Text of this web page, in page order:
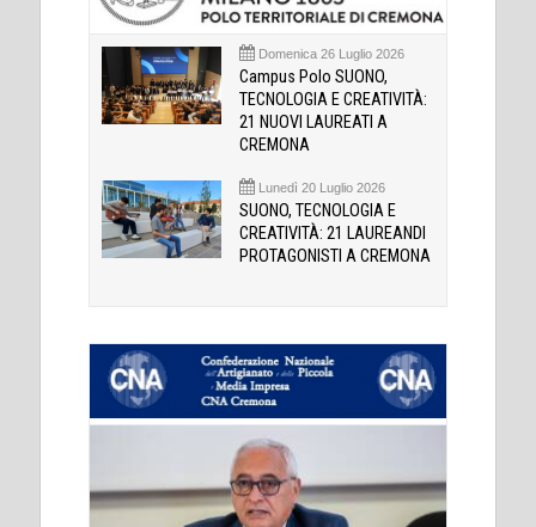
Domenica 26 Luglio 2026
Campus Polo SUONO,
TECNOLOGIA E CREATIVITÀ:
21 NUOVI LAUREATI A
CREMONA
Lunedì 20 Luglio 2026
SUONO, TECNOLOGIA E
CREATIVITÀ: 21 LAUREANDI
PROTAGONISTI A CREMONA